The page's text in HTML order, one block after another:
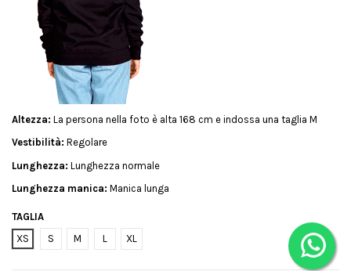
Altezza: La persona nella foto è alta 168 cm e indossa una taglia M
Vestibilità: Regolare
Lunghezza: Lunghezza normale
Lunghezza manica: Manica lunga
TAGLIA
XS
S M L XL